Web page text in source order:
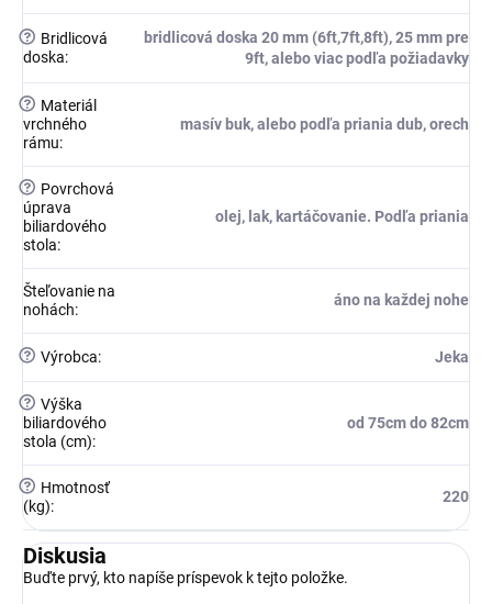
?
Bridlicová
doska:
bridlicová doska 20 mm (6ft,7ft,8ft), 25 mm pre
9ft, alebo viac podľa požiadavky
?
Materiál
vrchného
rámu:
masív buk, alebo podľa priania dub, orech
?
Povrchová
úprava
biliardového
stola:
olej, lak, kartáčovanie. Podľa priania
Šteľovanie na
nohách:
áno na každej nohe
? Výrobca: Jeka
? Výška
biliardového
stola (cm):
od 75cm do 82cm
?
Hmotnosť
(kg):
220
Diskusia
Buďte prvý, kto napíše príspevok k tejto položke.